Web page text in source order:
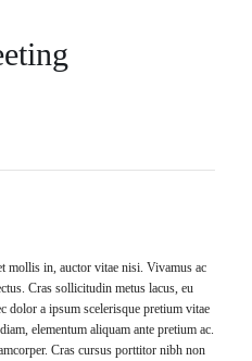
mollis in, auctor vitae nisi. Vivamus ac
Cras sollicitudin metus lacus, eu
dolor a ipsum scelerisque pretium vitae
elementum aliquam ante pretium ac.
Cras cursus porttitor nibh non